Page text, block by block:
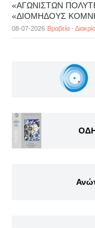
«ΑΓΩΝΙΣΤΩΝ
«ΔΙΟΜΗΔΟΥΣ
08-07-2026 Βραβεία -